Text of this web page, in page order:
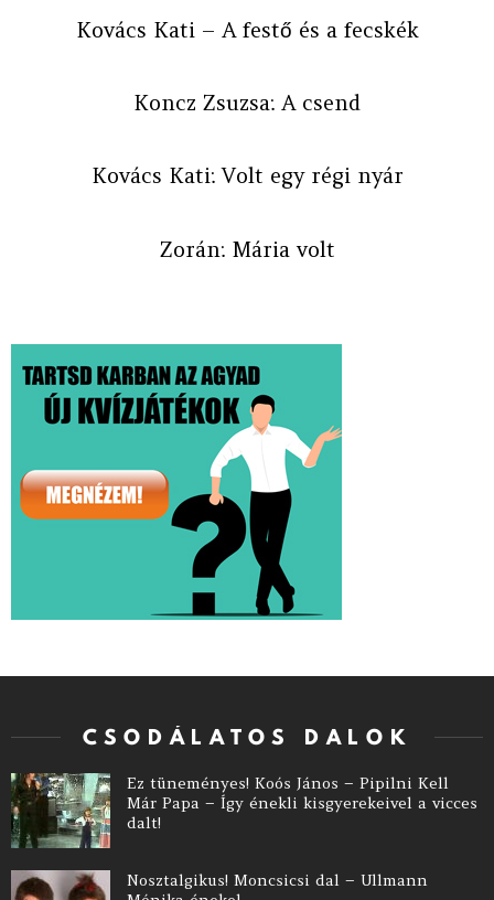
Kovács Kati – A festő és a fecskék
Koncz Zsuzsa: A csend
Kovács Kati: Volt egy régi nyár
Zorán: Mária volt
CSODÁLATOS DALOK
Ez tüneményes! Koós János – Pipilni Kell
Már Papa – Így énekli kisgyerekeivel a vicces
dalt!
Nosztalgikus! Moncsicsi dal – Ullmann